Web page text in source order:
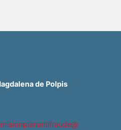
de Polpis